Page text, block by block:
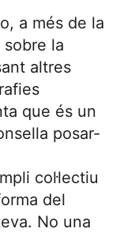
a més de la
sobre la
altres
que és un
posar-
col·lectiu
del
No una